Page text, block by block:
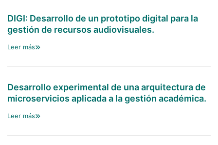
DIGI: Desarrollo de un prototipo digital para la
gestión de recursos audiovisuales.
Leer más
Desarrollo experimental de una arquitectura de
microservicios aplicada a la gestión académica.
Leer más